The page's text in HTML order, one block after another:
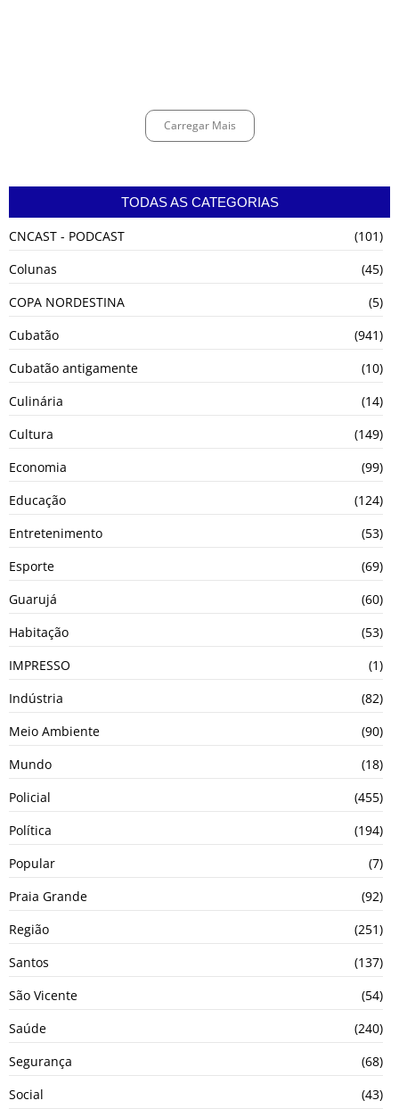
Carregar Mais
TODAS AS CATEGORIAS
CNCAST - PODCAST
(101)
Colunas
(45)
COPA NORDESTINA
(5)
Cubatão
(941)
Cubatão antigamente
(10)
Culinária
(14)
Cultura
(149)
Economia
(99)
Educação
(124)
Entretenimento
(53)
Esporte
(69)
Guarujá
(60)
Habitação
(53)
IMPRESSO
(1)
Indústria
(82)
Meio Ambiente
(90)
Mundo
(18)
Policial
(455)
Política
(194)
Popular
(7)
Praia Grande
(92)
Região
(251)
Santos
(137)
São Vicente
(54)
Saúde
(240)
Segurança
(68)
Social
(43)